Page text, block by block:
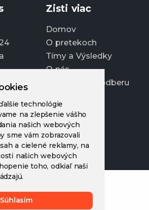
technológie
na zlepšenie vášho
našich webových
sme vám zobrazovali
a cielené reklamy, na
našich webových
toho, odkiaľ naši
Súhlasím
Zisti viac
Domov
O pretekoch
Tímy a Výsledky
O nás
Prihlásiť sa k odberu